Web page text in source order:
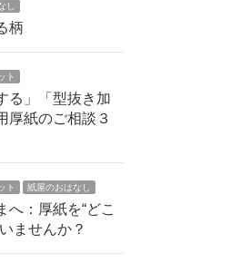
し
柄
ト
る」「型抜き加
厚紙のご相談３
ト 紙屋のおはなし
へ：厚紙を“どこ
ませんか？